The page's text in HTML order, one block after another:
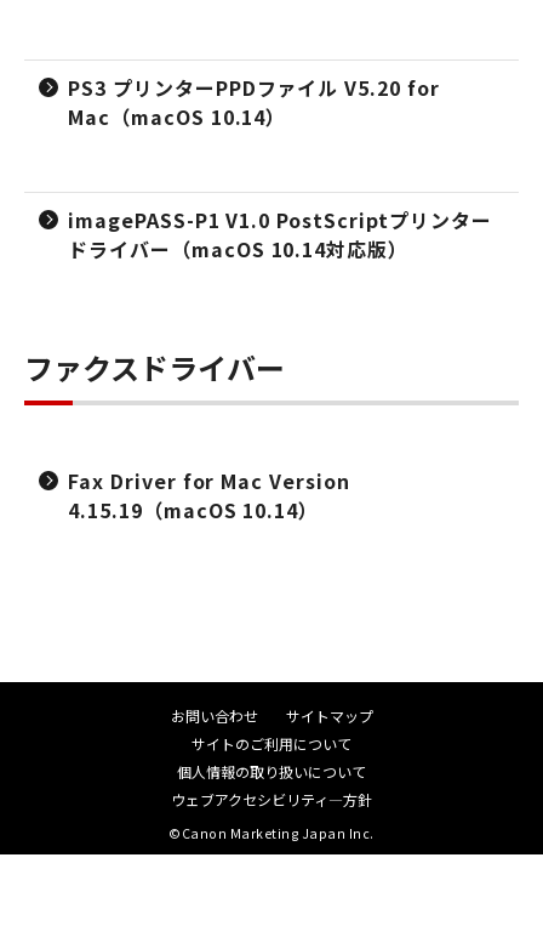
PS3 プリンターPPDファイル V5.20 for
Mac（macOS 10.14）
imagePASS-P1 V1.0 PostScriptプリンター
ドライバー（macOS 10.14対応版）
ファクスドライバー
Fax Driver for Mac Version
4.15.19（macOS 10.14）
お問い合わせ
サイトマップ
サイトのご利用について
個人情報の取り扱いについて
ウェブアクセシビリティ―方針
©Canon Marketing Japan Inc.